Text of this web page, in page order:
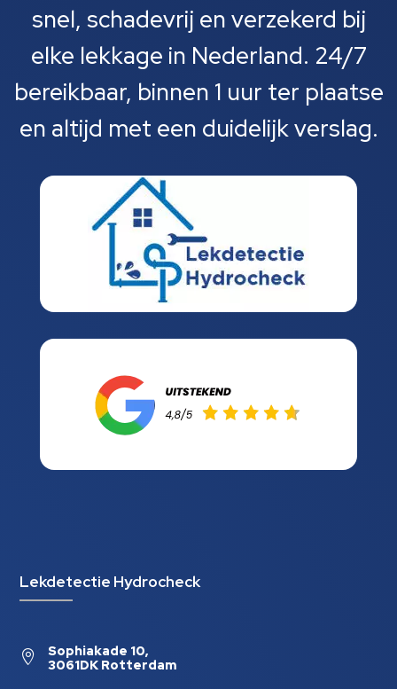
snel, schadevrij en verzekerd bij
elke lekkage in Nederland. 24/7
bereikbaar, binnen 1 uur ter plaatse
en altijd met een duidelijk verslag.
Lekdetectie Hydrocheck

Sophiakade 10,
3061DK Rotterdam